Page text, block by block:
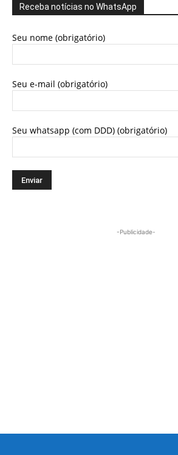
Receba notícias no WhatsApp
Seu nome (obrigatório)
Seu e-mail (obrigatório)
Seu whatsapp (com DDD) (obrigatório)
-Publicidade-